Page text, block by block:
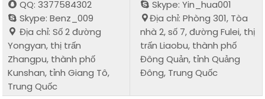
QQ: 3377584302
Skype: Benz_009
Địa chỉ: Số 2 đường
Yongyan, thị trấn
Zhangpu, thành phố
Kunshan, tỉnh Giang Tô,
Trung Quốc
Skype: Yin_hua001
Địa chỉ: Phòng 301, Tòa
nhà 2, số 7, đường Fulei, thị
trấn Liaobu, thành phố
Đông Quản, tỉnh Quảng
Đông, Trung Quốc